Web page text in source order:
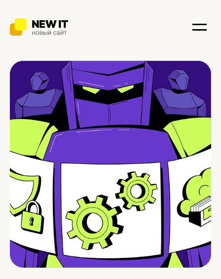
Услуги
Битрикс24.CRM
Битрикс24.Офис
Сайты
Мобильные приложения
Интернет-магазины
Хостинг
B2B-сайты